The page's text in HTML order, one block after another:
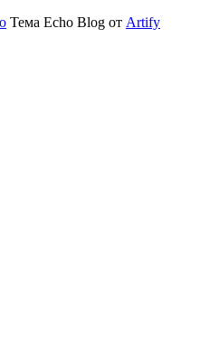
Тема Echo Blog от Artify